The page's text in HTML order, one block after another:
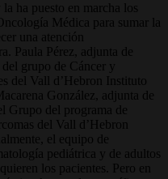
ha puesto en marcha los
Médica para sumar la
una atención
Paula Pérez, adjunta de
grupo de Cáncer y
del Vall d’Hebron Instituto
González, adjunta de
Grupo del programa de
del Vall d’Hebron
el equipo de
pediátrica y de adultos
los pacientes. Pero en